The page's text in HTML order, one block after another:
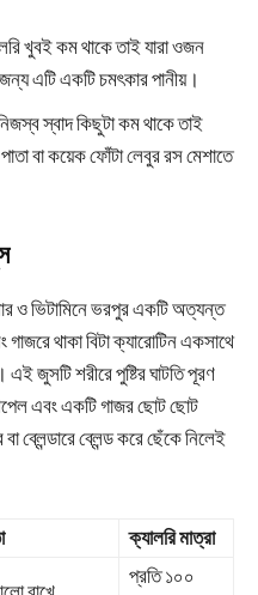
খুবই কম থাকে তাই যারা ওজন
জন্য এটি একটি চমৎকার পানীয়।
নিজস্ব স্বাদ কিছুটা কম থাকে তাই
বা কয়েক ফোঁটা লেবুর রস মেশাতে
ও ভিটামিনে ভরপুর একটি অত্যন্ত
থাকা বিটা ক্যারোটিন একসাথে
জুসটি শরীরে পুষ্টির ঘাটতি পূরণ
এবং একটি গাজর ছোট ছোট
ব্লেন্ডারে ব্লেন্ড করে ছেঁকে নিলেই
ক্যালরি মাত্রা
প্রতি ১০০